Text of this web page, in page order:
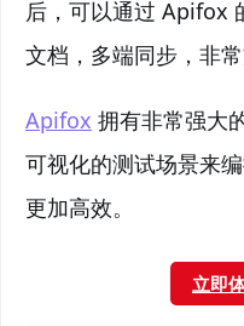
后，可以通过 Apifox
文档，多端同步，非常
Apifox 拥有非常强大
可视化的测试场景来
更加高效。
立即